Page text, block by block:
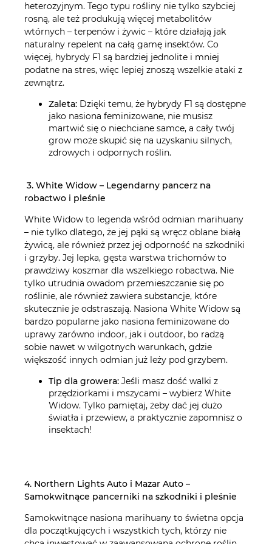
heterozyjnym. Tego typu rośliny nie tylko szybciej
rosną, ale też produkują więcej metabolitów
wtórnych – terpenów i żywic – które działają jak
naturalny repelent na całą gamę insektów. Co
więcej, hybrydy F1 są bardziej jednolite i mniej
podatne na stres, więc lepiej znoszą wszelkie ataki z
zewnątrz.
Zaleta: Dzięki temu, że hybrydy F1 są dostępne
jako nasiona feminizowane, nie musisz
martwić się o niechciane samce, a cały twój
grow może skupić się na uzyskaniu silnych,
zdrowych i odpornych roślin.
3. White Widow – Legendarny pancerz na
robactwo i pleśnie
White Widow to legenda wśród odmian marihuany
– nie tylko dlatego, że jej pąki są wręcz oblane białą
żywicą, ale również przez jej odporność na szkodniki
i grzyby. Jej lepka, gęsta warstwa trichomów to
prawdziwy koszmar dla wszelkiego robactwa. Nie
tylko utrudnia owadom przemieszczanie się po
roślinie, ale również zawiera substancje, które
skutecznie je odstraszają. Nasiona White Widow są
bardzo popularne jako nasiona feminizowane do
uprawy zarówno indoor, jak i outdoor, bo radzą
sobie nawet w wilgotnych warunkach, gdzie
większość innych odmian już leży pod grzybem.
Tip dla growera: Jeśli masz dość walki z
przędziorkami i mszycami – wybierz White
Widow. Tylko pamiętaj, żeby dać jej dużo
światła i przewiew, a praktycznie zapomnisz o
insektach!
4. Northern Lights Auto i Mazar Auto –
Samokwitnące pancerniki na szkodniki i pleśnie
Samokwitnące nasiona marihuany to świetna opcja
dla początkujących i wszystkich tych, którzy nie